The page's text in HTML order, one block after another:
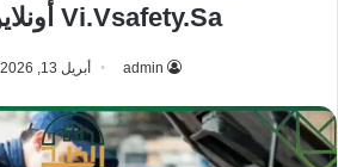
Vi.Vsafety.Sa أونلاين 1447
admin أبريل 13, 2026